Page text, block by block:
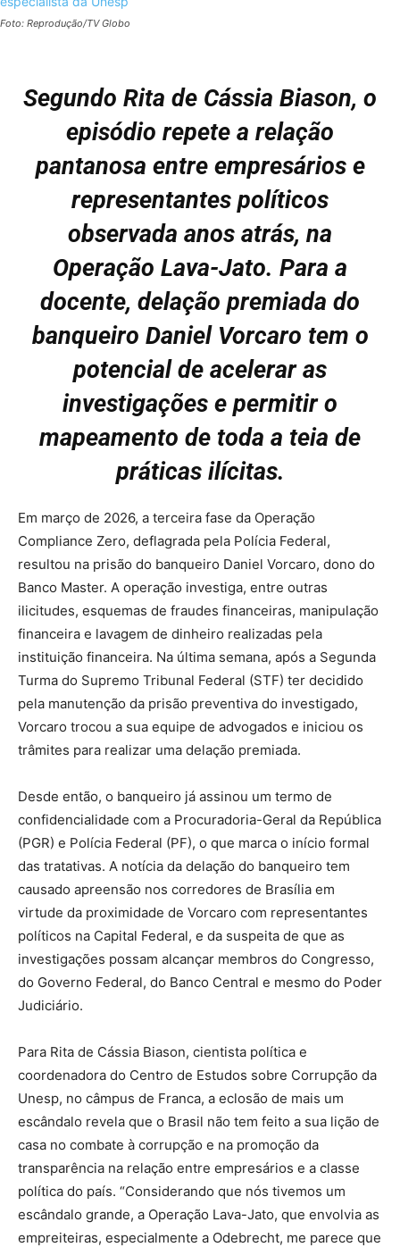
Foto: Reprodução/TV Globo
Segundo Rita de Cássia Biason, o
episódio repete a relação
pantanosa entre empresários e
representantes políticos
observada anos atrás, na
Operação Lava-Jato. Para a
docente, delação premiada do
banqueiro Daniel Vorcaro tem o
potencial de acelerar as
investigações e permitir o
mapeamento de toda a teia de
práticas ilícitas.
Em março de 2026, a terceira fase da Operação
Compliance Zero, deflagrada pela Polícia Federal,
resultou na prisão do banqueiro Daniel Vorcaro, dono do
Banco Master. A operação investiga, entre outras
ilicitudes, esquemas de fraudes financeiras, manipulação
financeira e lavagem de dinheiro realizadas pela
instituição financeira. Na última semana, após a Segunda
Turma do Supremo Tribunal Federal (STF) ter decidido
pela manutenção da prisão preventiva do investigado,
Vorcaro trocou a sua equipe de advogados e iniciou os
trâmites para realizar uma delação premiada.
Desde então, o banqueiro já assinou um termo de
confidencialidade com a Procuradoria-Geral da República
(PGR) e Polícia Federal (PF), o que marca o início formal
das tratativas. A notícia da delação do banqueiro tem
causado apreensão nos corredores de Brasília em
virtude da proximidade de Vorcaro com representantes
políticos na Capital Federal, e da suspeita de que as
investigações possam alcançar membros do Congresso,
do Governo Federal, do Banco Central e mesmo do Poder
Judiciário.
Para Rita de Cássia Biason, cientista política e
coordenadora do Centro de Estudos sobre Corrupção da
Unesp, no câmpus de Franca, a eclosão de mais um
escândalo revela que o Brasil não tem feito a sua lição de
casa no combate à corrupção e na promoção da
transparência na relação entre empresários e a classe
política do país. “Considerando que nós tivemos um
escândalo grande, a Operação Lava-Jato, que envolvia as
empreiteiras, especialmente a Odebrecht, me parece que